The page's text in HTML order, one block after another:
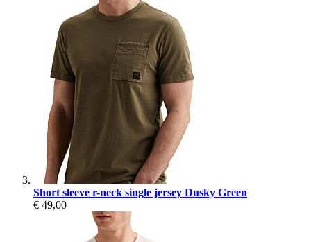
Short sleeve r-neck single jersey Dusky Green
€ 49,00